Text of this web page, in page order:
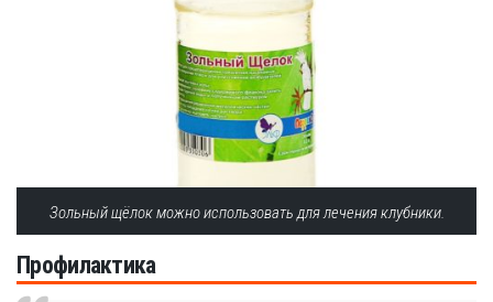
Зольный щёлок можно использовать для лечения клубники.
Профилактика